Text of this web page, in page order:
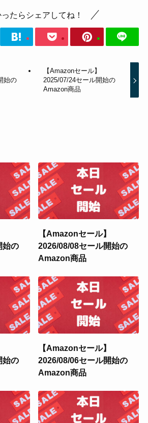
ったらシェアしてね！
始の
【Amazonセール】
2025/07/24セール開始の
Amazon商品
始の
【Amazonセール】
2026/08/08セール開始の
Amazon商品
始の
【Amazonセール】
2026/08/06セール開始の
Amazon商品